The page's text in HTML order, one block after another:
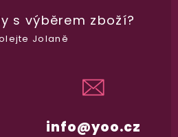
na bezplatné vrácení zboží
info@yoo.cz
s výběrem zboží?
Jolaně